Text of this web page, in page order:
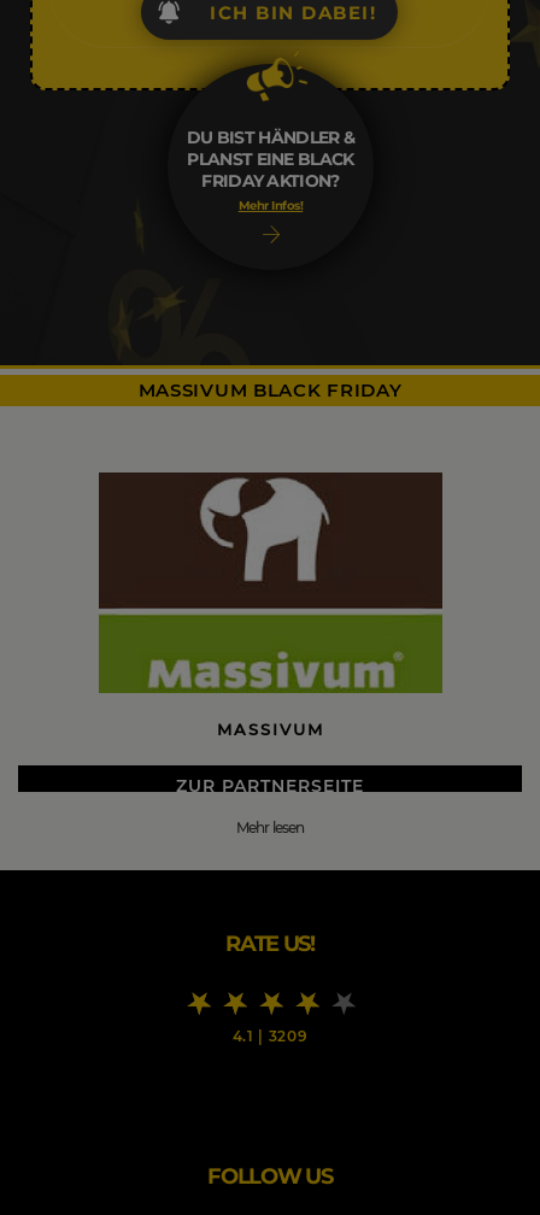
DU BIST HÄNDLER &
PLANST EINE BLACK
FRIDAY AKTION?
Mehr Infos!
ICH BIN DABEI!
MASSIVUM BLACK FRIDAY
MASSIVUM
ZUR PARTNERSEITE
Massivholzmöbel verkörpern robuste Zuverlässigkeit und
zeichnen sich durch eine hochwertige Verarbeitung und
Natur gewachsenen Baumstamm. Jeder Stamm wird
Mehr lesen
RATE US!
4.1 | 3209
FOLLOW US